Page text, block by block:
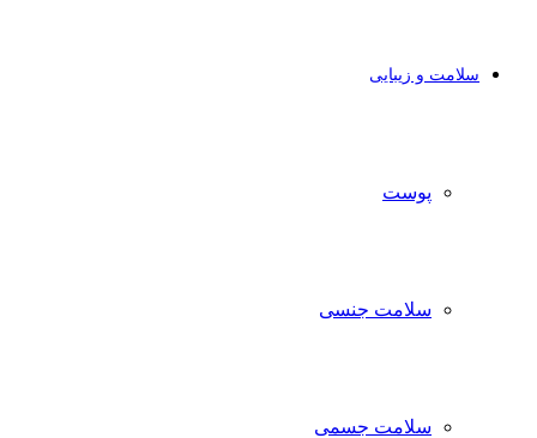
سلامت و زیبایی
پوست
سلامت جنسی
سلامت جسمی